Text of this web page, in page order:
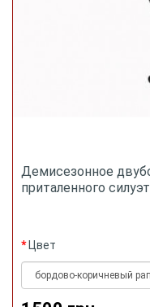
Демисезонное
приталенного
Цвет